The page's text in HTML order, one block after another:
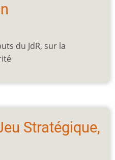
du JdR, sur la
Stratégique,